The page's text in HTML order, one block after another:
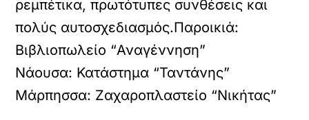
ρεμπέτικα, πρωτότυπες συνθέσεις και
πολύς αυτοσχεδιασμός.Παροικιά:
Βιβλιοπωλείο “Αναγέννηση”
Νάουσα: Κατάστημα “Ταντάνης”
Μάρπησσα: Ζαχαροπλαστείο “Νικήτας”